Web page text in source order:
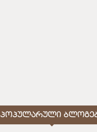
ᲞᲝᲞᲣᲚᲐᲠᲣᲚᲘ